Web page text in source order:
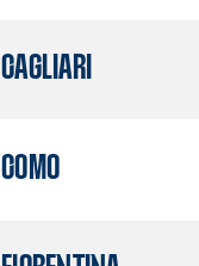
CAGLIARI
COMO